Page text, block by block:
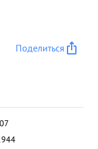
Поделиться